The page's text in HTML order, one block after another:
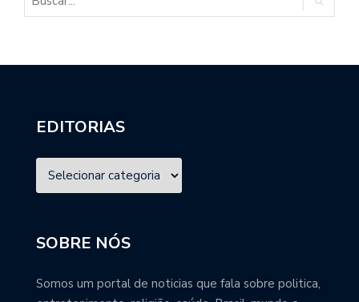
EDITORIAS
SOBRE NÓS
Somos um portal de noticias que fala sobre politica,